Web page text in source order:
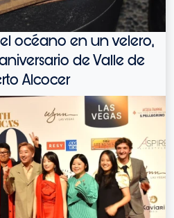
océano en un velero,
de Valle de
Alcocer